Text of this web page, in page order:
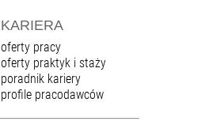
KARIERA
oferty pracy
oferty praktyk i staży
poradnik kariery
profile pracodawców